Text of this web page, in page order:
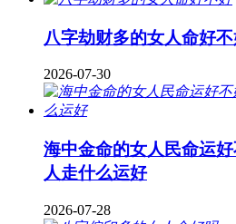
八字劫财多的女人命好
2026-07-30
海中金命的女人民命运
人走什么运好
2026-07-28